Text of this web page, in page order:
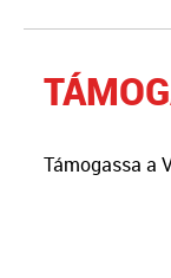
Támogassa a